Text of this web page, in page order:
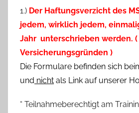
1.) Der Haftungsverzicht des
jedem, wirklich jedem,
Jahr unterschrieben werden. (
Versicherungsgründen )
Die Formulare befinden sich
und nicht als Link auf unserer
“ Teilnahmeberechtigt am